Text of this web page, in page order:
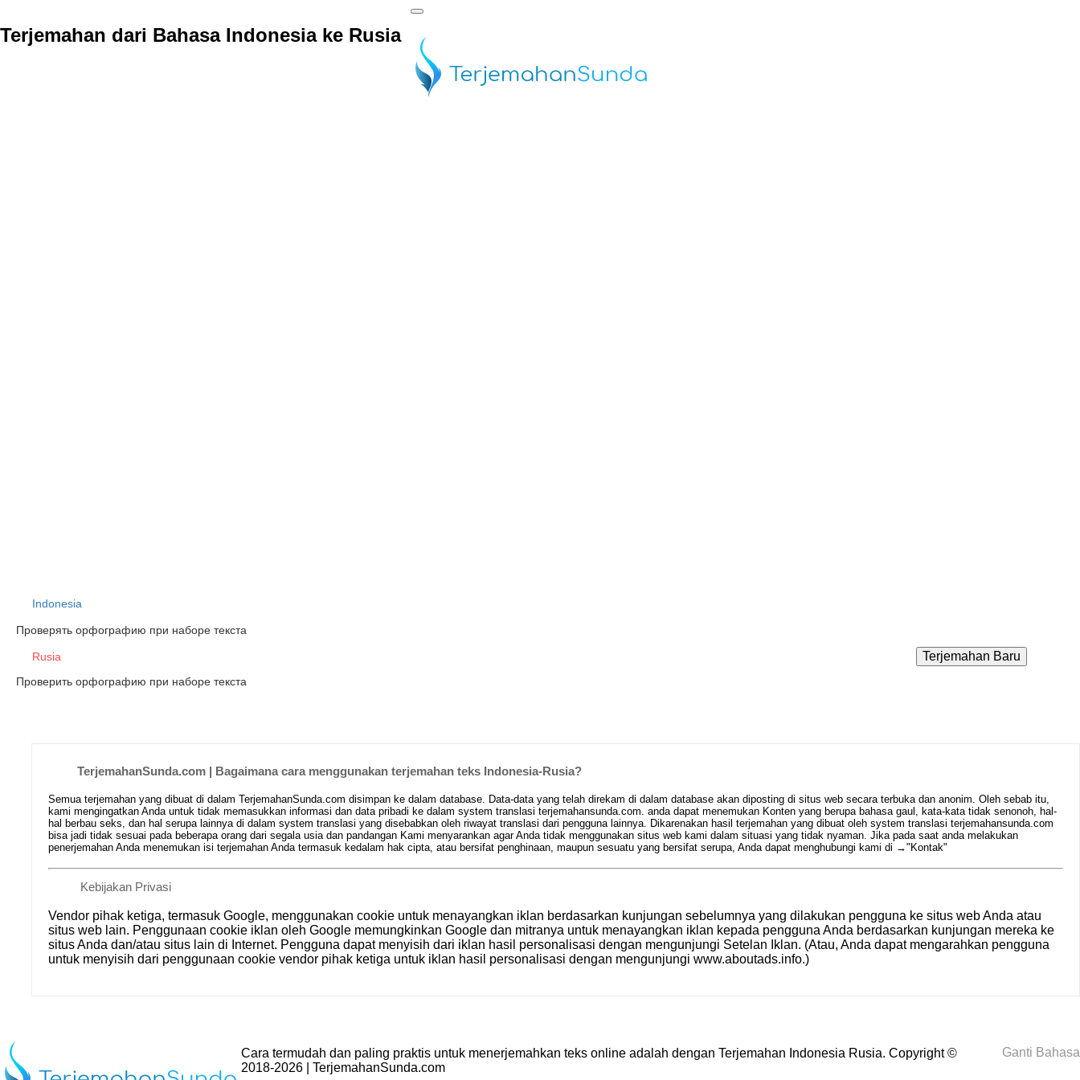
Terjemahan dari Bahasa Indonesia ke Rusia
Indonesia
Проверять орфографию при наборе текста
Rusia
Проверить орфографию при наборе текста
TerjemahanSunda.com | Bagaimana cara menggunakan terjemahan teks Indonesia-Rusia?
Semua terjemahan yang dibuat di dalam TerjemahanSunda.com disimpan ke dalam database. Data-data yang telah direkam di dalam database akan diposting di situs web secara terbuka dan anonim. Oleh sebab itu,
kami mengingatkan Anda untuk tidak memasukkan informasi dan data pribadi ke dalam system translasi terjemahansunda.com. anda dapat menemukan Konten yang berupa bahasa gaul, kata-kata tidak senonoh, hal-
hal berbau seks, dan hal serupa lainnya di dalam system translasi yang disebabkan oleh riwayat translasi dari pengguna lainnya. Dikarenakan hasil terjemahan yang dibuat oleh system translasi terjemahansunda.com
bisa jadi tidak sesuai pada beberapa orang dari segala usia dan pandangan Kami menyarankan agar Anda tidak menggunakan situs web kami dalam situasi yang tidak nyaman. Jika pada saat anda melakukan
penerjemahan Anda menemukan isi terjemahan Anda termasuk kedalam hak cipta, atau bersifat penghinaan, maupun sesuatu yang bersifat serupa, Anda dapat menghubungi kami di →"Kontak"
Kebijakan Privasi
Vendor pihak ketiga, termasuk Google, menggunakan cookie untuk menayangkan iklan berdasarkan kunjungan sebelumnya yang dilakukan pengguna ke situs web Anda atau
situs web lain. Penggunaan cookie iklan oleh Google memungkinkan Google dan mitranya untuk menayangkan iklan kepada pengguna Anda berdasarkan kunjungan mereka ke
situs Anda dan/atau situs lain di Internet. Pengguna dapat menyisih dari iklan hasil personalisasi dengan mengunjungi Setelan Iklan. (Atau, Anda dapat mengarahkan pengguna
untuk menyisih dari penggunaan cookie vendor pihak ketiga untuk iklan hasil personalisasi dengan mengunjungi www.aboutads.info.)
Ganti Bahasa
Cara termudah dan paling praktis untuk menerjemahkan teks online adalah dengan Terjemahan Indonesia Rusia. Copyright ©
2018-2026 | TerjemahanSunda.com